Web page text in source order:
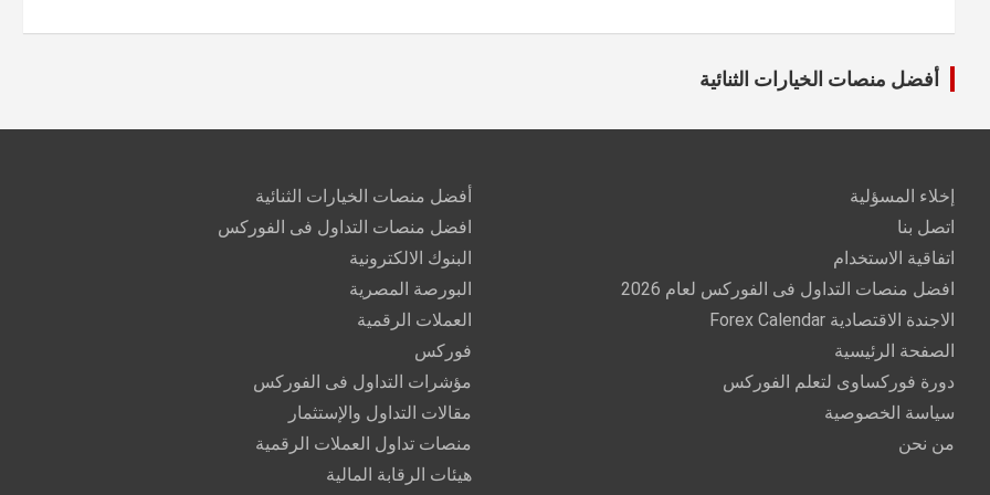
أفضل منصات الخيارات الثنائية
إخلاء المسؤلية
اتصل بنا
اتفاقية الاستخدام
افضل منصات التداول فى الفوركس لعام 2026
الاجندة الاقتصادية Forex Calendar
الصفحة الرئيسية
دورة فوركساوى لتعلم الفوركس
سياسة الخصوصية
من نحن
أفضل منصات الخيارات الثنائية
افضل منصات التداول فى الفوركس
البنوك الالكترونية
البورصة المصرية
العملات الرقمية
فوركس
مؤشرات التداول فى الفوركس
مقالات التداول والإستثمار
منصات تداول العملات الرقمية
هيئات الرقابة المالية